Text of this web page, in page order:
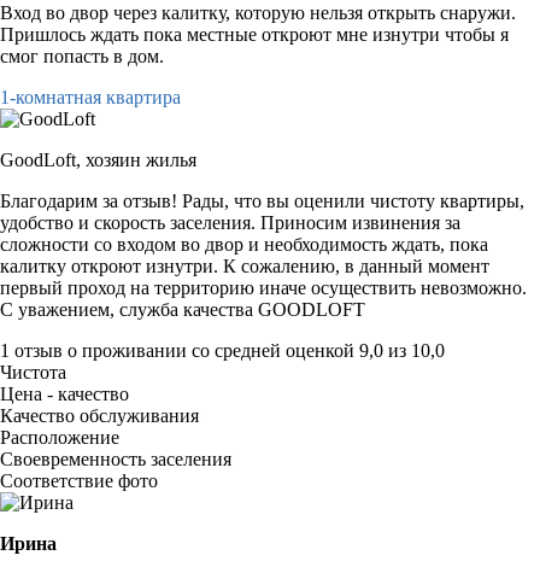
Вход во двор через калитку, которую нельзя открыть снаружи.
Пришлось ждать пока местные откроют мне изнутри чтобы я
смог попасть в дом.
1-комнатная квартира
GoodLoft, хозяин жилья
Благодарим за отзыв! Рады, что вы оценили чистоту квартиры,
удобство и скорость заселения. Приносим извинения за
сложности со входом во двор и необходимость ждать, пока
калитку откроют изнутри. К сожалению, в данный момент
первый проход на территорию иначе осуществить невозможно.
С уважением, служба качества GOODLOFT
1 отзыв о проживании со средней оценкой 9,0 из 10,0
Чистота
Цена - качество
Качество обслуживания
Расположение
Своевременность заселения
Соответствие фото
Ирина